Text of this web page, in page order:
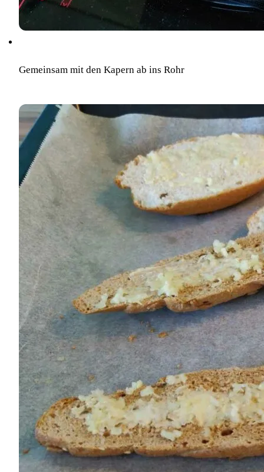
Gemeinsam mit den Kapern ab ins Rohr